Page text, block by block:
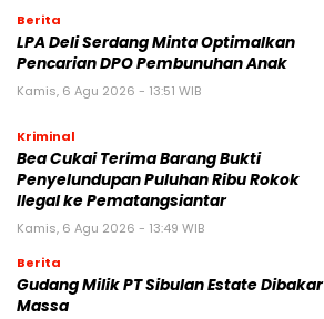
Berita
LPA Deli Serdang Minta Optimalkan
Pencarian DPO Pembunuhan Anak
Kamis, 6 Agu 2026 - 13:51 WIB
Kriminal
Bea Cukai Terima Barang Bukti
Penyelundupan Puluhan Ribu Rokok
Ilegal ke Pematangsiantar
Kamis, 6 Agu 2026 - 13:49 WIB
Berita
Gudang Milik PT Sibulan Estate Dibakar
Massa